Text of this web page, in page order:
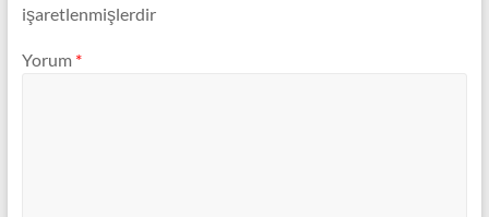
işaretlenmişlerdir
Yorum *